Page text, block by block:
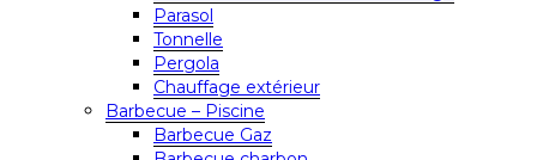
Parasol
Tonnelle
Pergola
Chauffage extérieur
Barbecue – Piscine
Barbecue Gaz